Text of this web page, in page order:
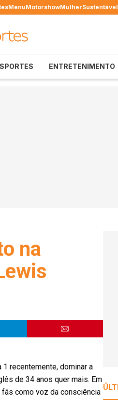
MenuMotorshowMulherSustentável
ENTRETENIMENTO
na
recentemente, dominar a
de 34 anos quer mais. Em
como voz da consciência